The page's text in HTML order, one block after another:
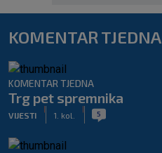
KOMENTAR TJEDNA
KOMENTAR TJEDNA
Trg pet spremnika
VIJESTI 1. kol. 5